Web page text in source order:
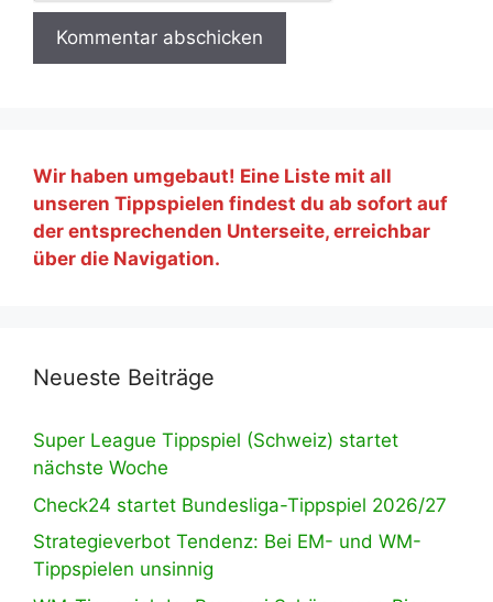
Wir haben umgebaut! Eine Liste mit all
unseren Tippspielen findest du ab sofort auf
der entsprechenden Unterseite, erreichbar
über die Navigation.
Neueste Beiträge
Super League Tippspiel (Schweiz) startet
nächste Woche
Check24 startet Bundesliga-Tippspiel 2026/27
Strategieverbot Tendenz: Bei EM- und WM-
Tippspielen unsinnig